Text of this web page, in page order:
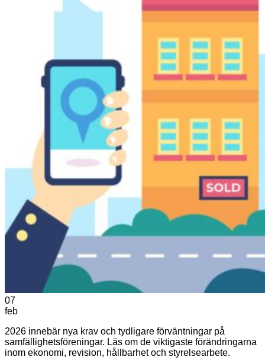
07
feb
2026 innebär nya krav och tydligare förväntningar på
samfällighetsföreningar. Läs om de viktigaste förändringarna
inom ekonomi, revision, hållbarhet och styrelsearbete.